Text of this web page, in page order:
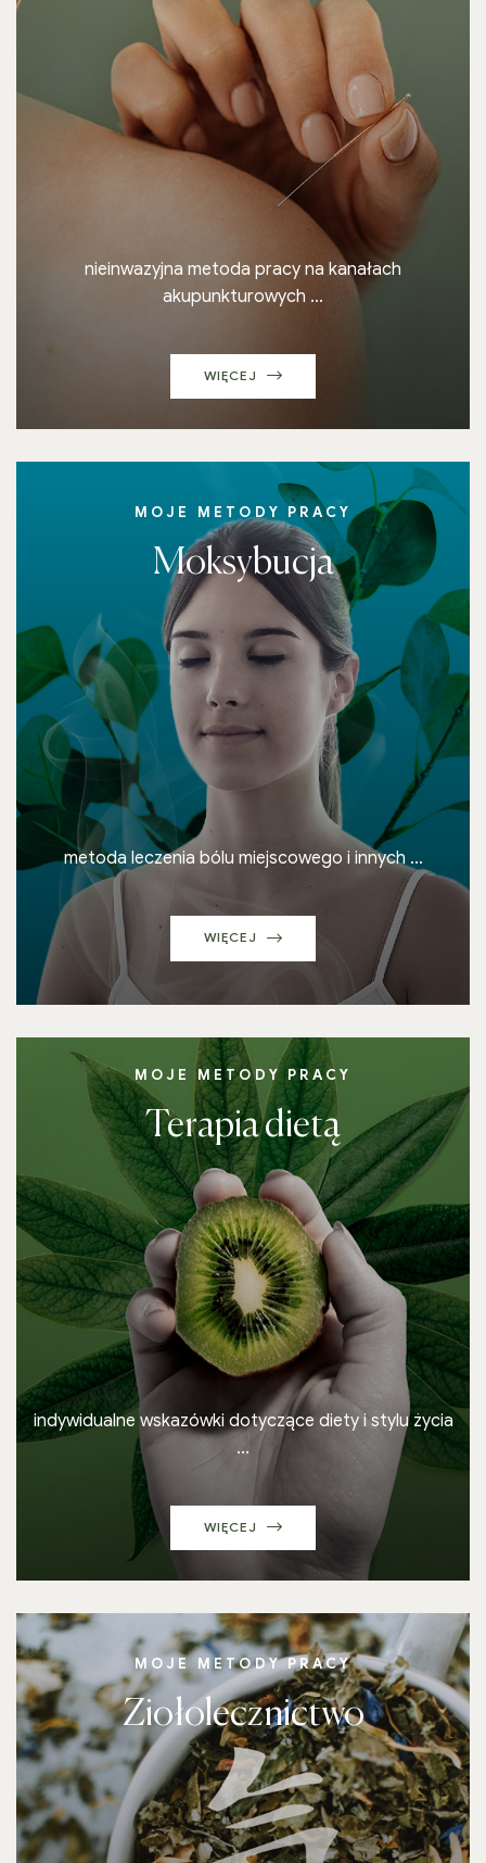
nieinwazyjna metoda pracy na kanałach
akupunkturowych ...
WIĘCEJ
MOJE METODY PRACY
Moksybucja
metoda leczenia bólu miejscowego i innych ...
WIĘCEJ
MOJE METODY PRACY
Terapia dietą
indywidualne wskazówki dotyczące diety i stylu życia
...
WIĘCEJ
MOJE METODY PRACY
Ziołolecznictwo